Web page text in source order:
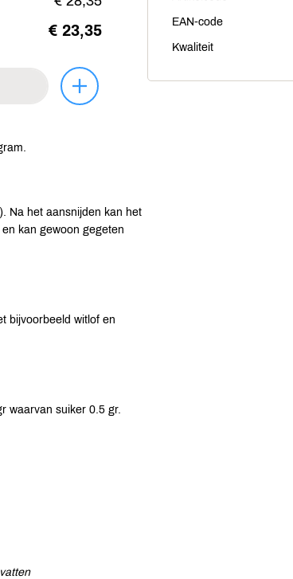
€ 23,35
Na het aansnijden kan het
kan gewoon gegeten
bijvoorbeeld witlof en
waarvan suiker 0.5 gr.
EAN-code
Kwaliteit